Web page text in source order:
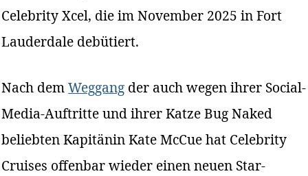
Celebrity Xcel, die im November 2025 in Fort
Lauderdale debütiert.
Nach demWeggang der auch wegen ihrer Social-
Media-Auftritte und ihrer Katze Bug Naked
beliebten Kapitänin Kate McCue hat Celebrity
Cruises offenbar wieder einen neuen Star-